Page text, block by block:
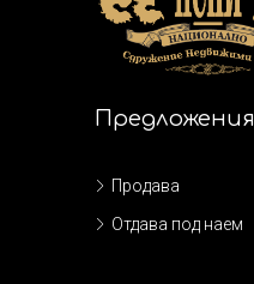
Предложения
Продава
Отдава под наем